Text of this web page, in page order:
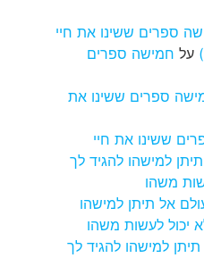
ספרים ששינו את חיי
על חמישה ספרים
ספרים ששינו את
ששינו את חיי
למישהו להגיד לך
משהו
אל תיתן למישהו
יכול לעשות משהו
למישהו להגיד לך